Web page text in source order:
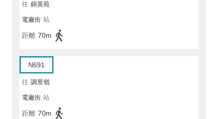
往 錦英苑
電廠街 站
距離 70m
N691
往 調景嶺
電廠街 站
距離 70m